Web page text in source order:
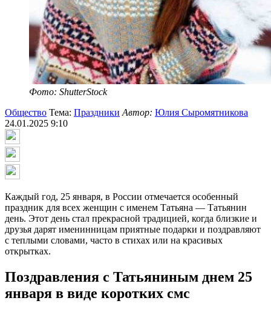
Фото: ShutterStock
Общество Тема: Праздники Автор: Юлия Сыромятникова
24.01.2025 9:10
Каждый год, 25 января, в России отмечается особенный
праздник для всех женщин с именем Татьяна — Татьянин
день. Этот день стал прекрасной традицией, когда близкие и
друзья дарят именинницам приятные подарки и поздравляют
с теплыми словами, часто в стихах или на красивых
открытках.
Поздравления с Татьяниным днем 25
января в виде коротких смс